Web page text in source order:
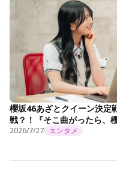
櫻坂46あざとクイーン決定
戦？！『そこ曲がったら、
2026/7/27 エンタメ